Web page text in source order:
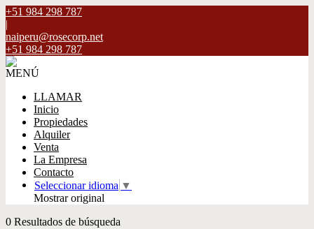
+51 984 298 787
|
naiperu@rosecorp.net
+51 984 298 787
MENÚ
LLAMAR
Inicio
Propiedades
Alquiler
Venta
La Empresa
Contacto
Seleccionar idioma ▼
Mostrar original
0 Resultados de búsqueda